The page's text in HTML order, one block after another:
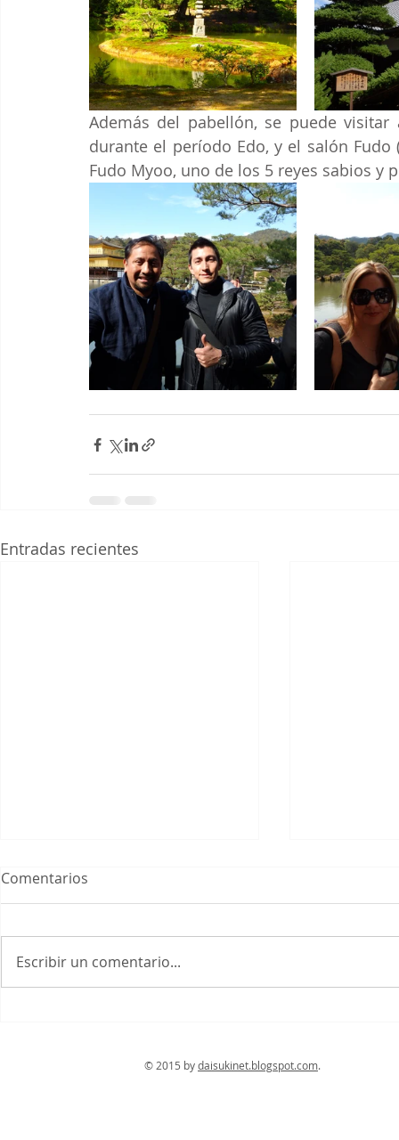
Además del pabellón, se puede
durante el período Edo, y el salón
Fudo Myoo, uno de los 5 reyes sabios y
Entradas recientes
¿Cómo será la reapertura
fase de reapertura del turismo,
en la que permitirá la entrada
Comentarios
Escribir un comentario...
© 2015 bydaisukinet.blogspot.com.